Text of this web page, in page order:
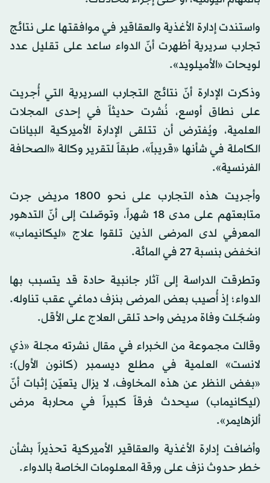
واستندت إدارة الأغذية والعقاقير في موافقتها على نتائج
تجارب سريرية أظهرت أنّ الدواء ساعد على تقليل عدد
لويحات «الأميلويد».
وذكرت الإدارة أنّ نتائج التجارب السريرية التي أُجريت
على نطاق أوسع، نُشرت حديثاً في إحدى المجلات
العلمية، ويُفترض أن تتلقى الإدارة الأميركية البيانات
الكاملة في شأنها «قريباً»، طبقاً لتقرير وكالة «الصحافة
الفرنسية».
وأجريت هذه التجارب على نحو 1800 مريض جرت
متابعتهم على مدى 18 شهراً، وتوصّلت إلى أنّ التدهور
المعرفي لدى المرضى الذين تلقوا علاج «ليكانيماب»
انخفض بنسبة 27 في المائة.
وتطرقت الدراسة إلى آثار جانبية حادة قد يتسبب بها
الدواء؛ إذ أُصيب بعض المرضى بنزف دماغي عقب تناوله.
وسُجّلت وفاة مريض واحد تلقى العلاج على الأقل.
وقالت مجموعة من الخبراء في مقال نشرته مجلة «ذي
لانست» العلمية في مطلع ديسمبر (كانون الأول):
«بغض النظر عن هذه المخاوف، لا يزال يتعيّن إثبات أنّ
(ليكانيماب) سيحدث فرقاً كبيراً في محاربة مرض
ألزهايمر».
وأضافت إدارة الأغذية والعقاقير الأميركية تحذيراً بشأن
خطر حدوث نزف على ورقة المعلومات الخاصة بالدواء.